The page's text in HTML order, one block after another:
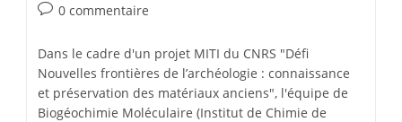
0 commentaire
Dans le cadre d'un projet MITI du CNRS "Défi
Nouvelles frontières de l’archéologie : connaissance
et préservation des matériaux anciens", l'équipe de
Biogéochimie Moléculaire (Institut de Chimie de